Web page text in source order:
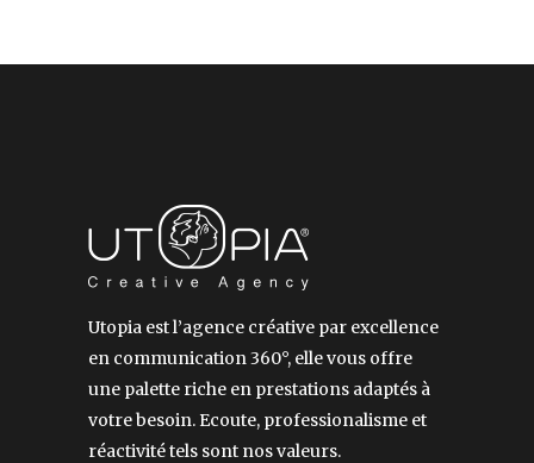
Utopia est l’agence créative par excellence
en communication 360°, elle vous offre
une palette riche en prestations adaptés à
votre besoin. Ecoute, professionalisme et
réactivité tels sont nos valeurs.